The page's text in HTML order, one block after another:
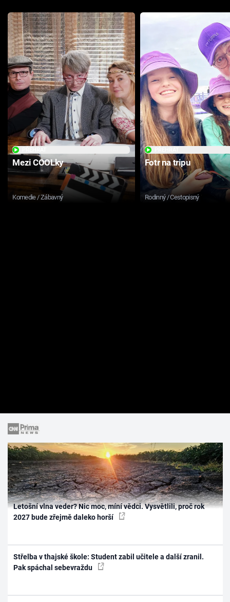
Mezi COOLky
Komedie / Zábavný
Fotr na tripu
Rodinný / Cestopisný
Letošní vlna veder? Nic moc, míní vědci. Vysvětlili, proč rok
2027 bude zřejmě daleko horší
Střelba v thajské škole: Student zabil učitele a další zranil.
Pak spáchal sebevraždu